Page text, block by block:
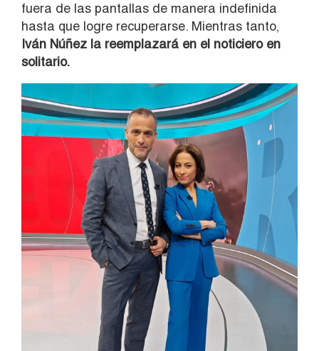
fuera de las pantallas de manera indefinida
hasta que logre recuperarse. Mientras tanto,
Iván Núñez la reemplazará en el noticiero en
solitario.